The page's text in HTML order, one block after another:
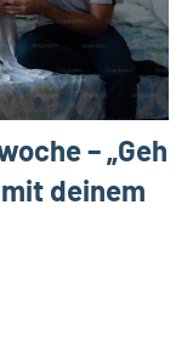
– „Geh
deinem